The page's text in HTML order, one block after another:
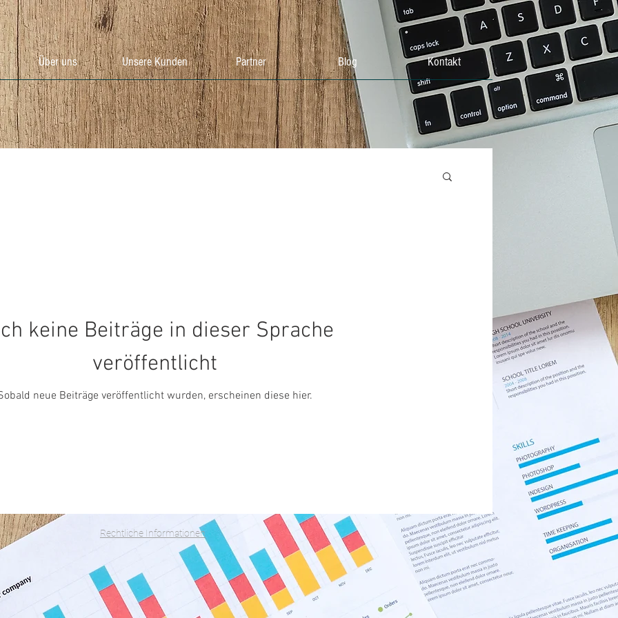
Über uns Unsere Kunden Partner Blog Kontakt
keine Beiträge in dieser Sprache
veröffentlicht
neue Beiträge veröffentlicht wurden, erscheinen diese hier.
Rechtliche Informationen